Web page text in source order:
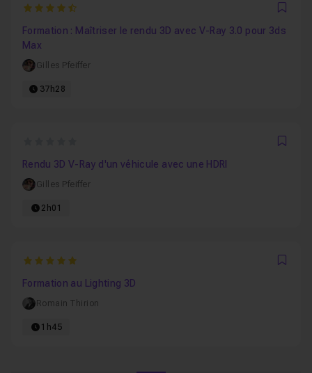
4.8846153846154
Formation : Maîtriser le rendu 3D avec V-Ray 3.0 pour 3ds
Max
Gilles Pfeiffer
37h28
Rendu 3D V-Ray d'un véhicule avec une HDRI
Gilles Pfeiffer
2h01
5
Formation au Lighting 3D
Romain Thirion
1h45